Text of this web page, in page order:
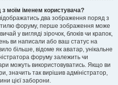
моїм іменем користувача?
два зображення поряд з
форуму, перше зображення може
у вигляді зірочок, блоків чи крапок,
ви написали або ваш статус на
більше, відоме як аватар, унікальне
форуму залежить чи
можуть використовуватись. Якщо ви
значить так вирішив адміністратор,
цієї заборони.